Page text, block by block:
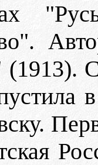
(1913).